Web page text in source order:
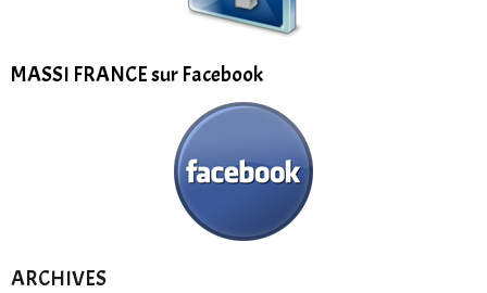
MASSI FRANCE sur Facebook
ARCHIVES